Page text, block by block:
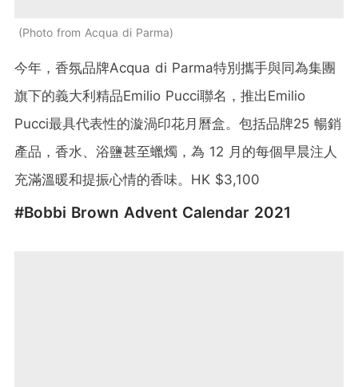
Photo from Acqua di Parma
今年，香氛品牌Acqua di Parma特別攜手與同為集團
旗下的義大利精品Emilio Pucci聯名，推出Emilio
Pucci最具代表性的漩渦印花月曆盒。包括品牌25 暢銷
產品，香水、浴鹽甚至蠟燭，為 12 月的每個早晨注人
充滿溫暖和提振心情的香味。HK $3,100
#Bobbi Brown Advent Calendar 2021